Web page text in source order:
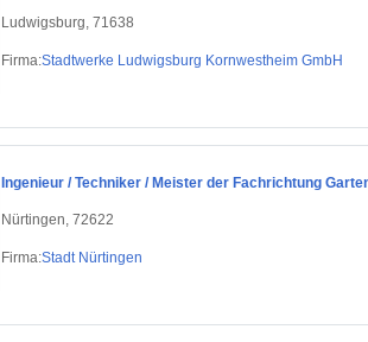
Ludwigsburg, 71638
Firma:Stadtwerke Ludwigsburg Kornwestheim GmbH
Ingenieur / Techniker / Meister der Fachrichtung
Nürtingen, 72622
Firma:Stadt Nürtingen